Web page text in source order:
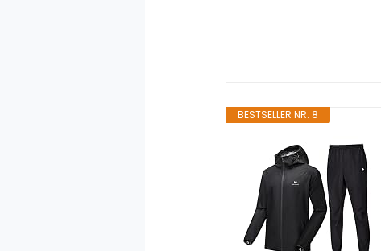
BESTSELLER NR. 8